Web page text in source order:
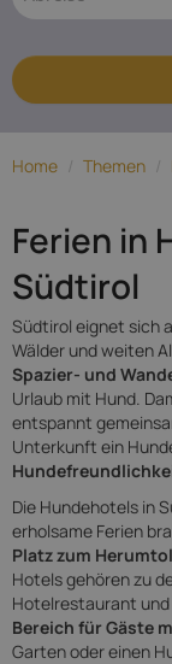
in
Home / Themen /
Ferien in
Südtirol
Südtirol eignet sich
Wälder und weiten
Spazier- und
Urlaub mit Hund.
entspannt
Unterkunft ein
Die Hundehotels in
erholsame Ferien
Platz zum
Hotels gehören zu
Hotelrestaurant und
Bereich für Gäste
Garten oder einen